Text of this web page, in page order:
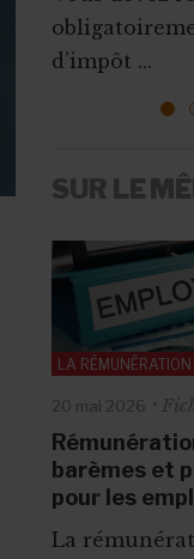
d’impôt ...
Que ce soit
ressources,
l’emploi sont
1
SUR LE
LA RÉMUNÉRATION
20 mai 2026
barèmes et
pour les
La